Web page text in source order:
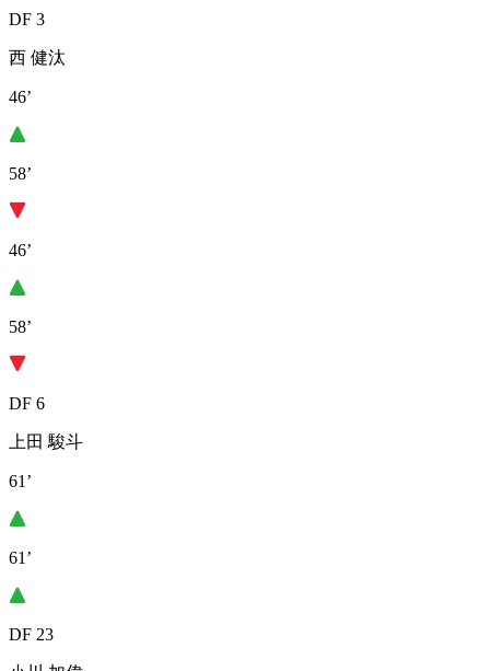
DF 3
西 健汰
46’
58’
46’
58’
DF 6
上田 駿斗
61’
61’
DF 23